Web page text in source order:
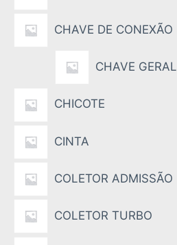
CHAVE DE CONEXÃO
CHAVE GERAL
CHICOTE
CINTA
COLETOR ADMISSÃO
COLETOR TURBO